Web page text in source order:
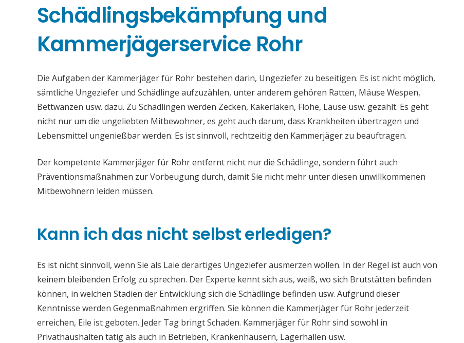
Schädlingsbekämpfung und
Kammerjägerservice Rohr
Die Aufgaben der Kammerjäger für Rohr bestehen darin, Ungeziefer zu beseitigen. Es ist nicht möglich,
sämtliche Ungeziefer und Schädlinge aufzuzählen, unter anderem gehören Ratten, Mäuse Wespen,
Bettwanzen usw. dazu. Zu Schädlingen werden Zecken, Kakerlaken, Flöhe, Läuse usw. gezählt. Es geht
nicht nur um die ungeliebten Mitbewohner, es geht auch darum, dass Krankheiten übertragen und
Lebensmittel ungenießbar werden. Es ist sinnvoll, rechtzeitig den Kammerjäger zu beauftragen.
Der kompetente Kammerjäger für Rohr entfernt nicht nur die Schädlinge, sondern führt auch
Präventionsmaßnahmen zur Vorbeugung durch, damit Sie nicht mehr unter diesen unwillkommenen
Mitbewohnern leiden müssen.
Kann ich das nicht selbst erledigen?
Es ist nicht sinnvoll, wenn Sie als Laie derartiges Ungeziefer ausmerzen wollen. In der Regel ist auch von
keinem bleibenden Erfolg zu sprechen. Der Experte kennt sich aus, weiß, wo sich Brutstätten befinden
können, in welchen Stadien der Entwicklung sich die Schädlinge befinden usw. Aufgrund dieser
Kenntnisse werden Gegenmaßnahmen ergriffen. Sie können die Kammerjäger für Rohr jederzeit
erreichen, Eile ist geboten. Jeder Tag bringt Schaden. Kammerjäger für Rohr sind sowohl in
Privathaushalten tätig als auch in Betrieben, Krankenhäusern, Lagerhallen usw.